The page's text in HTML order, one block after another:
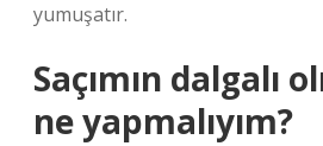
yumuşatır.
Saçımın dalgalı
ne yapmalıyım?